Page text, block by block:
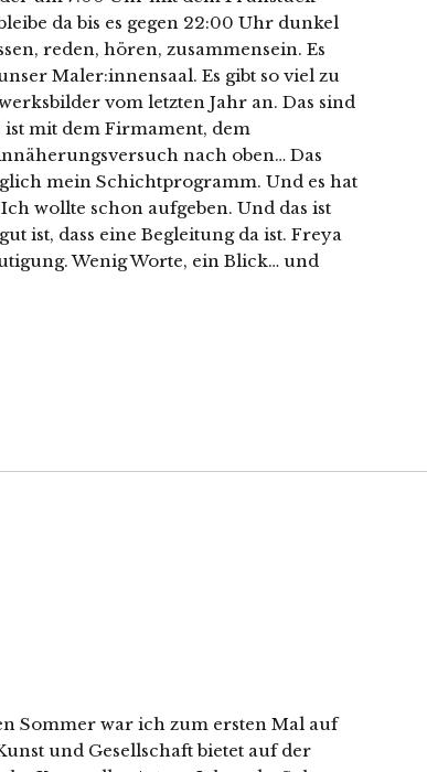
da bis es gegen 22:00 Uhr dunkel
reden, hören, zusammensein. Es
Maler:innensaal. Es gibt so viel zu
vom letzten Jahr an. Das sind
ist mit dem Firmament, dem
nach oben… Das
mein Schichtprogramm. Und es hat
wollte schon aufgeben. Und das ist
ist, dass eine Begleitung da ist. Freya
Wenig Worte, ein Blick… und
Sommer war ich zum ersten Mal auf
und Gesellschaft bietet auf der